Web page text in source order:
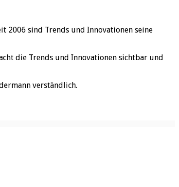
2006 sind Trends und Innovationen seine
die Trends und Innovationen sichtbar und
verständlich.